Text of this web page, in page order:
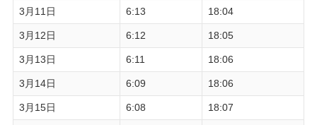
3月11日 6:13 18:04
3月12日 6:12 18:05
3月13日 6:11 18:06
3月14日 6:09 18:06
3月15日 6:08 18:07